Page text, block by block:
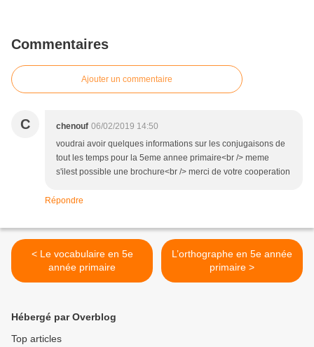
Commentaires
Ajouter un commentaire
C chenouf 06/02/2019 14:50
voudrai avoir quelques informations sur les conjugaisons de
tout les temps pour la 5eme annee primaire<br /> meme
s'ilest possible une brochure<br /> merci de votre cooperation
Répondre
< Le vocabulaire en 5e
année primaire
L’orthographe en 5e année
primaire >
Hébergé par Overblog
Top articles